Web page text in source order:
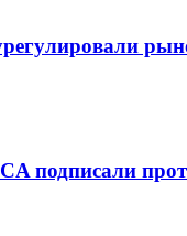
подписали